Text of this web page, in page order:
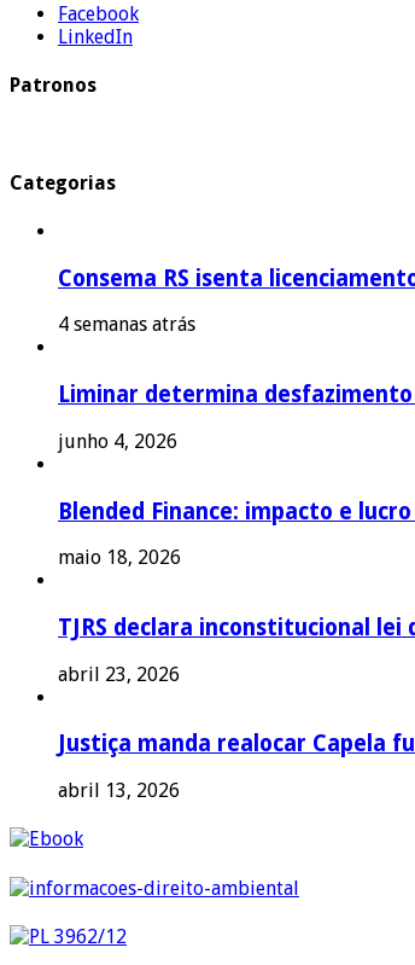
Facebook
LinkedIn
Patronos
Categorias
Consema RS isenta
4 semanas atrás
Liminar determina
junho 4, 2026
Blended Finance: impacto e
maio 18, 2026
TJRS declara inconstitucional
abril 23, 2026
Justiça manda realocar Capela
abril 13, 2026